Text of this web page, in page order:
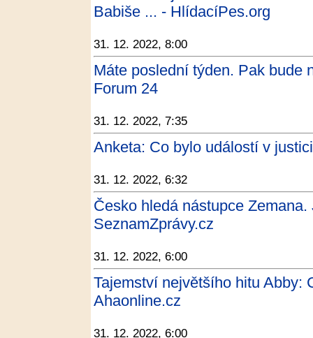
Babiše ... - HlídacíPes.org
31. 12. 2022, 8:00
Máte poslední týden. Pak bude
Forum 24
31. 12. 2022, 7:35
Anketa: Co bylo událostí v
31. 12. 2022, 6:32
Česko hledá nástupce
SeznamZprávy.cz
31. 12. 2022, 6:00
Tajemství největšího hitu Abby:
Ahaonline.cz
31. 12. 2022, 6:00